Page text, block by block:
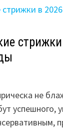
стрижки
не
успешного,